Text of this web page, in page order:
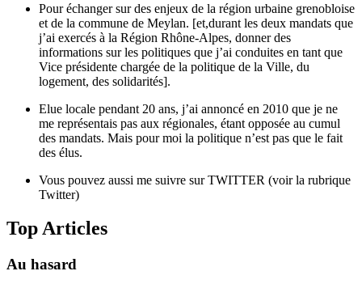
Pour échanger sur des enjeux de la région urbaine grenobloise
et de la commune de Meylan. [et,durant les deux mandats que
j’ai exercés à la Région Rhône-Alpes, donner des
informations sur les politiques que j’ai conduites en tant que
Vice présidente chargée de la politique de la Ville, du
logement, des solidarités].
Elue locale pendant 20 ans, j’ai annoncé en 2010 que je ne
me représentais pas aux régionales, étant opposée au cumul
des mandats. Mais pour moi la politique n’est pas que le fait
des élus.
Vous pouvez aussi me suivre sur TWITTER (voir la rubrique
Twitter)
Top Articles
Au hasard